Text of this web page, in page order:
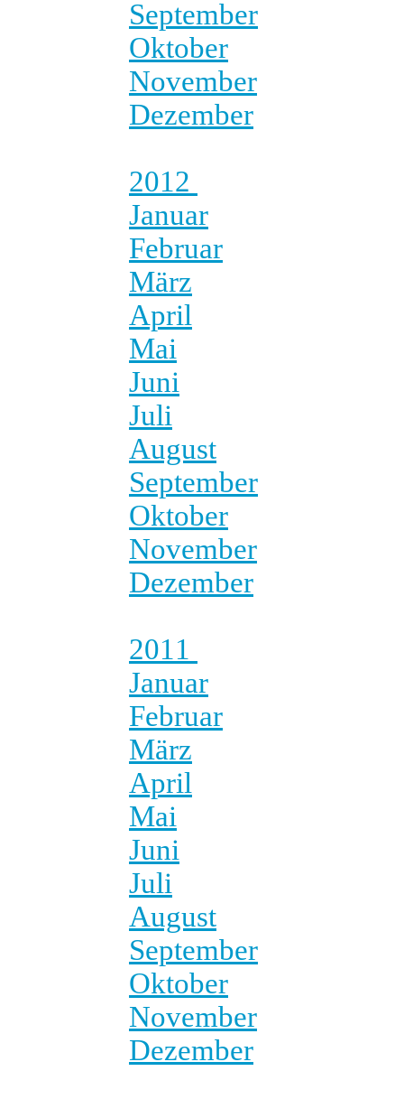
September
Oktober
November
Dezember
2012
Januar
Februar
März
April
Mai
Juni
Juli
August
September
Oktober
November
Dezember
2011
Januar
Februar
März
April
Mai
Juni
Juli
August
September
Oktober
November
Dezember